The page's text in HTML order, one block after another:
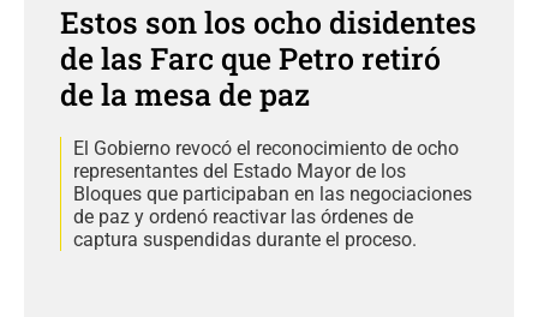
Estos son los ocho disidentes
de las Farc que Petro retiró
de la mesa de paz
El Gobierno revocó el reconocimiento de ocho
representantes del Estado Mayor de los
Bloques que participaban en las negociaciones
de paz y ordenó reactivar las órdenes de
captura suspendidas durante el proceso.